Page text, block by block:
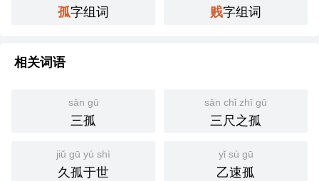
他虽然出身孤贱，但凭借自己的努力最终获得了社会的
认可。
同义词：孤苦、卑微、低贱
反义词：高贵、显赫、尊贵
孤字组词 贱字组词
相关词语
sān gū
三孤
sān chǐ zhī gū
三尺之孤
jiǔ gū yú shì
久孤于世
yǐ sù gū
乙速孤